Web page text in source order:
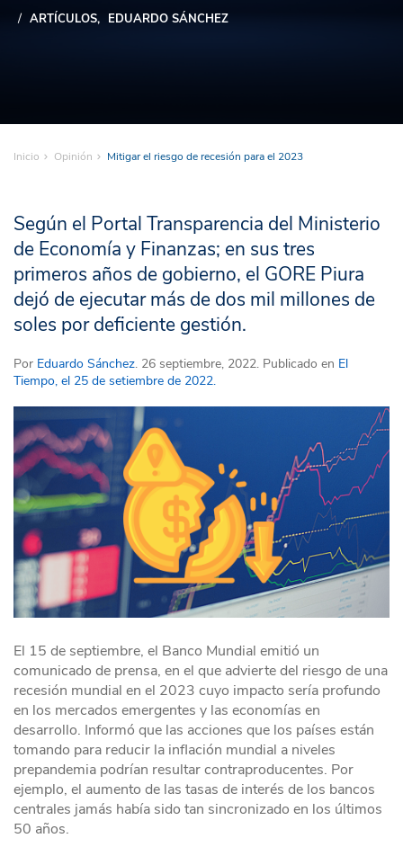
ARTÍCULOS
EDUARDO SÁNCHEZ
Inicio Opinión Mitigar el riesgo de recesión para el 2023
Según el Portal Transparencia del Ministerio
de Economía y Finanzas; en sus tres
primeros años de gobierno, el GORE Piura
dejó de ejecutar más de dos mil millones de
soles por deficiente gestión.
Por Eduardo Sánchez. 26 septiembre, 2022. Publicado en El
Tiempo, el 25 de setiembre de 2022.
El 15 de septiembre, el Banco Mundial emitió un
comunicado de prensa, en el que advierte del riesgo de una
recesión mundial en el 2023 cuyo impacto sería profundo
en los mercados emergentes y las economías en
desarrollo. Informó que las acciones que los países están
tomando para reducir la inflación mundial a niveles
prepandemia podrían resultar contraproducentes. Por
ejemplo, el aumento de las tasas de interés de los bancos
centrales jamás había sido tan sincronizado en los últimos
50 años.